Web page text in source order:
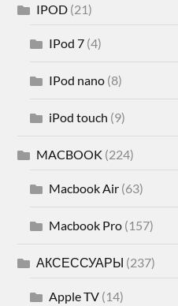
IPOD (21)
IPod 7 (4)
IPod nano (8)
iPod touch (9)
MACBOOK (224)
Macbook Air (63)
Macbook Pro (157)
АКСЕССУАРЫ (237)
Apple TV (14)